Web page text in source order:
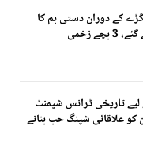
کے دوران دستی بم کا
تاریخی ٹرانس شپمنٹ
کو علاقائی شپنگ حب بنانے